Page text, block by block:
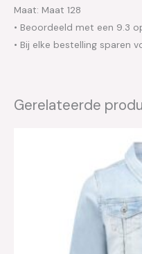
Maat: Maat 128
• Beoordeeld met een 9.3
• Bij elke bestelling sparen
Gerelateerde